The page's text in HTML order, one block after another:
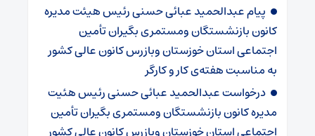
پیام عبدالحمید عبائی حسنی رئیس هیئت مدیره
کانون بازنشستگان ومستمری بگیران تأمین
اجتماعی استان خوزستان وبازرس کانون عالی کشور
به مناسبت هفته‌ی کار و کارگر
درخواست عبدالحمید عبائی حسنی رئیس هئیت
مدیره کانون بازنشستگان ومستمری بگیران تأمین